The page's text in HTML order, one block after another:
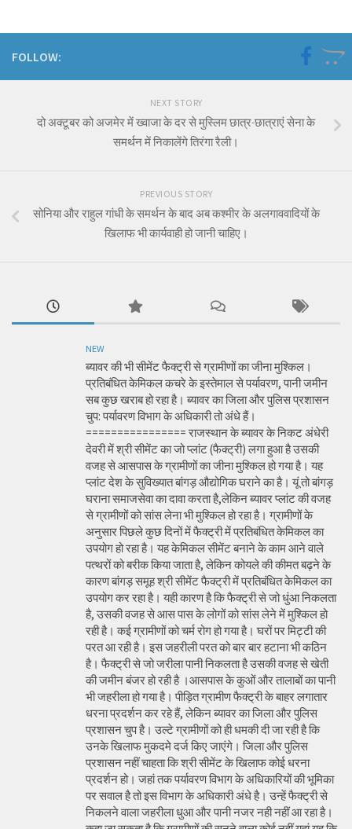
FOLLOW:
NEXT STORY
दो अक्टूबर को अजमेर में ख्वाजा के दर से मुस्लिम छात्र-छात्राएं सेना के
समर्थन में निकालेंगे तिरंगा रैली।
PREVIOUS STORY
सोनिया और राहुल गांधी के समर्थन के बाद अब कश्मीर के अलगाववादियों के
खिलाफ भी कार्यवाही हो जानी चाहिए।
NEW
ब्यावर की भी सीमेंट फैक्ट्री से ग्रामीणों का जीना मुश्किल।
प्रतिबंधित केमिकल कचरे के इस्तेमाल से पर्यावरण, पानी जमीन
सब कुछ खराब हो रहा है। ब्यावर का जिला और पुलिस प्रशासन
चुप: पर्यावरण विभाग के अधिकारी तो अंधे हैं।
================ राजस्थान के ब्यावर के निकट अंधेरी
देवरी में श्री सीमेंट का जो प्लांट (फैक्ट्री) लगा हुआ है उसकी
वजह से आसपास के ग्रामीणों का जीना मुश्किल हो गया है। यह
प्लांट देश के सुविख्यात बांगड़ औद्योगिक घराने का है। यूं तो बांगड़
घराना समाजसेवा का दावा करता है,लेकिन ब्यावर प्लांट की वजह
से ग्रामीणों को सांस लेना भी मुश्किल हो रहा है। ग्रामीणों के
अनुसार पिछले कुछ दिनों में फैक्ट्री में प्रतिबंधित केमिकल का
उपयोग हो रहा है। यह केमिकल सीमेंट बनाने के काम आने वाले
पत्थरों को बरीक किया जाता है, लेकिन कोयले की कीमत बढ़ने के
कारण बांगड़ समूह श्री सीमेंट फैक्ट्री में प्रतिबंधित केमिकल का
उपयोग कर रहा है। यही कारण है कि फैक्ट्री से जो धुंआ निकलता
है, उसकी वजह से आस पास के लोगों को सांस लेने में मुश्किल हो
रही है। कई ग्रामीणों को चर्म रोग हो गया है। घरों पर मिट्टी की
परत आ रही है। इस जहरीली परत को बार बार हटाना भी कठिन
है। फैक्ट्री से जो जरीला पानी निकलता है उसकी वजह से खेती
की जमीन बंजर हो रही है ।आसपास के कुओं और तालाबों का पानी
भी जहरीला हो गया है। पीड़ित ग्रामीण फैक्ट्री के बाहर लगातार
धरना प्रदर्शन कर रहे हैं, लेकिन ब्यावर का जिला और पुलिस
प्रशासन चुप है। उल्टे ग्रामीणों को ही धमकी दी जा रही है कि
उनके खिलाफ मुकदमे दर्ज किए जाएंगे। जिला और पुलिस
प्रशासन नहीं चाहता कि श्री सीमेंट के खिलाफ कोई धरना
प्रदर्शन हो। जहां तक पर्यावरण विभाग के अधिकारियों की भूमिका
पर सवाल है तो इस विभाग के अधिकारी अंधे है। उन्हें फैक्ट्री से
निकलने वाला जहरीला धुआ और पानी नजर नही नहीं आ रहा है।